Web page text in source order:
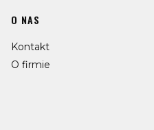
Linki w stopce
O NAS
Kontakt
O firmie